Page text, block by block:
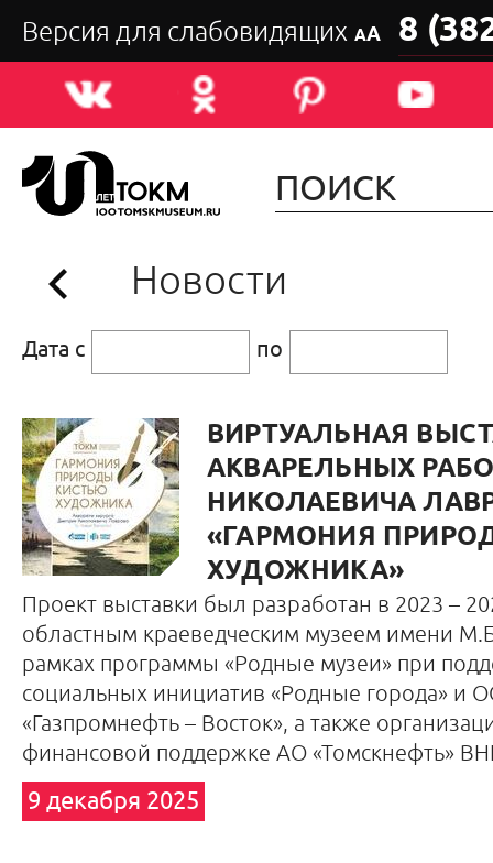
Версия для слабовидящих АА 8
Новости
Дата с по
ВИРТУАЛЬНАЯ
АКВАРЕЛЬНЫХ
НИКОЛАЕВИЧА
«ГАРМОНИЯ
ХУДОЖНИКА»
Проект выставки был разработан в 2023 –
областным краеведческим музеем имени
рамках программы «Родные музеи» при
социальных инициатив «Родные города» и
«Газпромнефть – Восток», а также
финансовой поддержке АО «Томскнефть»
9 декабря 2025